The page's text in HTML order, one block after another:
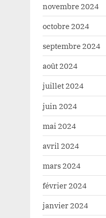
novembre 2024
octobre 2024
septembre 2024
août 2024
juillet 2024
juin 2024
mai 2024
avril 2024
mars 2024
février 2024
janvier 2024